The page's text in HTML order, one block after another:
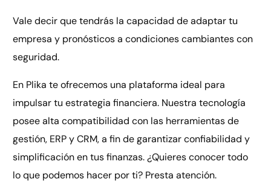
Vale decir que tendrás la capacidad de adaptar tu
empresa y pronósticos a condiciones cambiantes con
seguridad.
En Plika te ofrecemos una plataforma ideal para
impulsar tu estrategia financiera. Nuestra tecnología
posee alta compatibilidad con las herramientas de
gestión, ERP y CRM, a fin de garantizar confiabilidad y
simplificación en tus finanzas. ¿Quieres conocer todo
lo que podemos hacer por ti? Presta atención.